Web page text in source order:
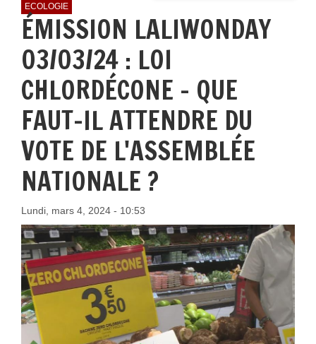
ECOLOGIE
ÉMISSION LALIWONDAY
03/03/24 : LOI
CHLORDÉCONE - QUE
FAUT-IL ATTENDRE DU
VOTE DE L'ASSEMBLÉE
NATIONALE ?
Lundi, mars 4, 2024 - 10:53